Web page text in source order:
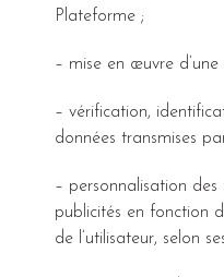
Plateforme ;
– mise en œuvre
– vérification,
données transmises
– personnalisation des
publicités en fonction
de l’utilisateur, selon